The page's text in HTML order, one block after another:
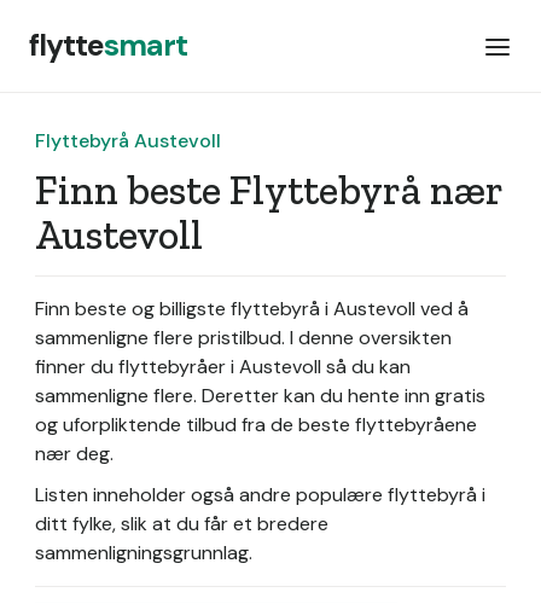
flyttesmart
Flyttebyrå Austevoll
Finn beste Flyttebyrå nær
Austevoll
Finn beste og billigste flyttebyrå i Austevoll ved å
sammenligne flere pristilbud. I denne oversikten
finner du flyttebyråer i Austevoll så du kan
sammenligne flere. Deretter kan du hente inn gratis
og uforpliktende tilbud fra de beste flyttebyråene
nær deg.
Listen inneholder også andre populære flyttebyrå i
ditt fylke, slik at du får et bredere
sammenligningsgrunnlag.